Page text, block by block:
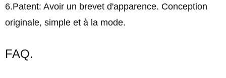
6.Patent: Avoir un brevet d'apparence. Conception
originale, simple et à la mode.
FAQ.